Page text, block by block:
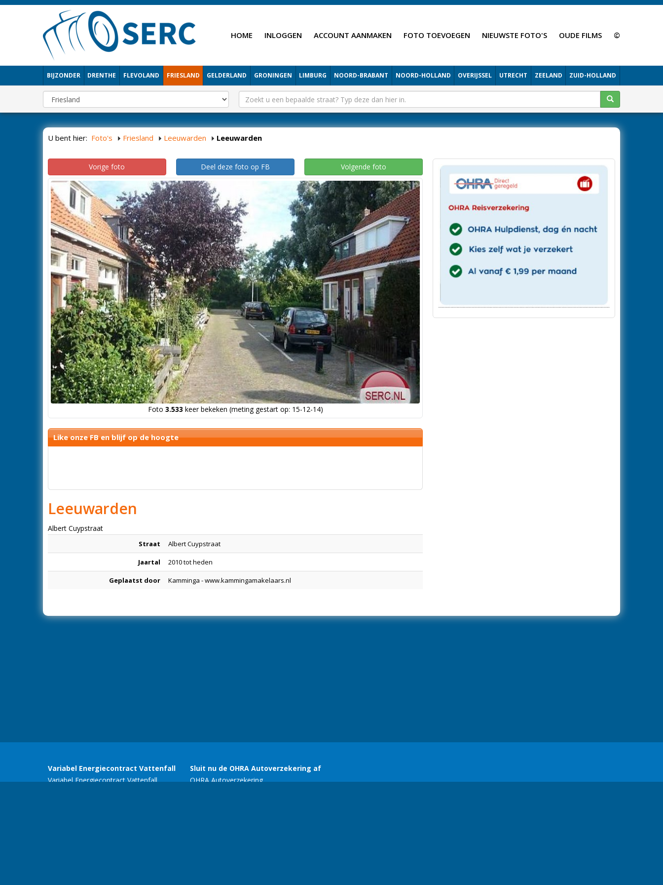
HOME INLOGGEN ACCOUNT AANMAKEN FOTO TOEVOEGEN NIEUWSTE FOTO'S OUDE FILMS ©
BIJZONDER DRENTHE FLEVOLAND FRIESLAND GELDERLAND GRONINGEN LIMBURG NOORD-BRABANT NOORD-HOLLAND OVERIJSSEL UTRECHT ZEELAND ZUID-HOLLAND
U bent hier: Foto's Friesland Leeuwarden Leeuwarden
Vorige foto Deel deze foto op FB Volgende foto
Foto 3.533 keer bekeken (meting gestart op: 15-12-14)
Like onze FB en blijf op de hoogte
Leeuwarden
Albert Cuypstraat
Straat Albert Cuypstraat
Jaartal 2010 tot heden
Geplaatst door Kamminga - www.kammingamakelaars.nl